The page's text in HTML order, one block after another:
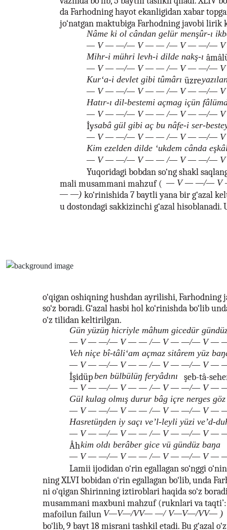
da Farhodning hayot ekanligidan xabar
jo‘natgan maktubiga Farhodning javobi lirik
Nâme ki ol cândan gelür menşûr-ı
— V — —/— V — — /— V — —/—
Mihr-i mühri levh-i dilde nakş-ı
— V — —/— V — — /— V — —/—
Kur‘a-i devlet gibi tûmârı üzre
— V — —/— V — — /— V — —/—
Hatır-ı dil-bestemi açmag içün
— V — —/— V — — /— V — —/—
İysabâ gül gibi aç bu nâfe-i ser-
— V — —/— V — — /— V — —/—
Kim ezelden dilde ‘ukdem cânda
— V — —/— V — — /— V — —/—
Yuqoridagi bobdan so‘ng shakl
mali musammani mahzuf ( — V — —/— V
— —) ko‘rinishida 7 baytli yana bir g‘azal
u dostondagi sakkizinchi g‘azal
o‘qigan oshiqning hushdan ayrilishi, Farhodning
so‘z boradi. G‘azal hasbi hol ko‘rinishda bo‘lib
o‘z tilidan keltirilgan.
Gün yüzüŋ hicriyle mâhum gicedür
— V — —/— V — — /— V — —/— V —
Veh niçe bî-tâli‘am açmaz sitârem yüz
— V — —/— V — — /— V — —/— V —
İşidüpben bülbülüŋ feryâdını şeb-tâ-
— V — —/— V — — /— V — —/— V —
Gül kulag olmış durur bâg içre nerges
— V — —/— V — — /— V — —/— V —
Hasretüŋden iy saçı ve’l-leyli yüzi ve’d-
— V — —/— V — — /— V — —/— V —
Âhkim oldı berâber gice vü gündüz baŋa
— V — —/— V — — /— V — —/— V —
Lamii ijodidan o‘rin egallagan so‘nggi
ning XLVI bobidan o‘rin egallagan bo‘lib, unda
ni o‘qigan Shirinning iztiroblari haqida so‘z
musammani maxbuni mahzuf (ruknlari va
mafoilun failun V—V—/VV— —/ V—V—/VV— )
bo‘lib, 9 bayt 18 misrani tashkil etadi. Bu g‘azal